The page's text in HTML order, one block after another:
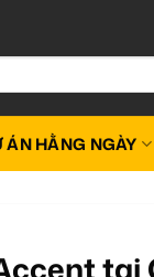
ÁN HẰNG NGÀY
tại